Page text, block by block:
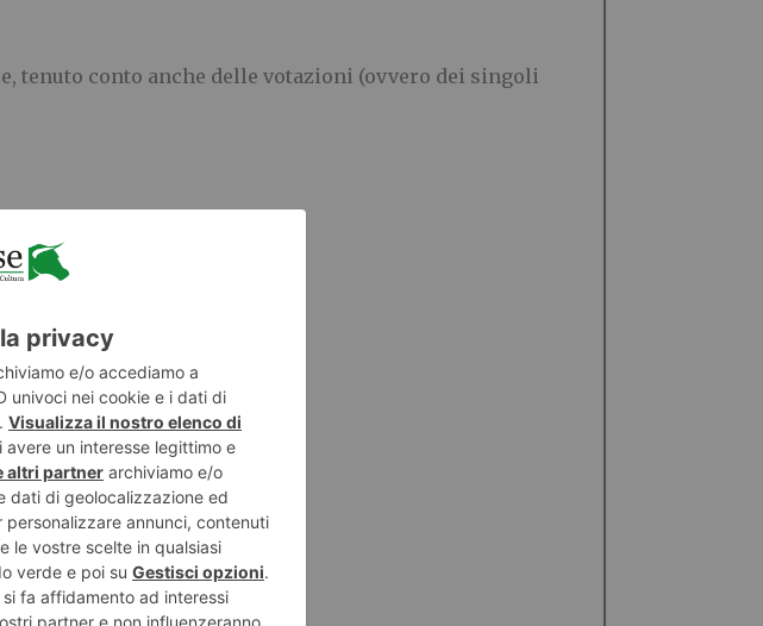
tenuto conto anche delle votazioni (ovvero dei singoli
(via Torino, 212)